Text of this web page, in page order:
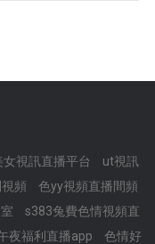
視訊直播平台
ut視訊
頻
色yy視頻直播間頻
s383兔費色情視頻直
夜福利直播app
色情好